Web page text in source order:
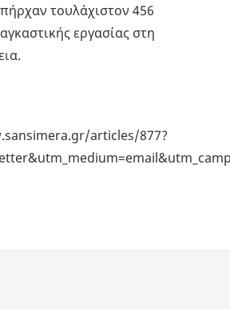
τουλάχιστον 456
εργασίας στη
articles/877?